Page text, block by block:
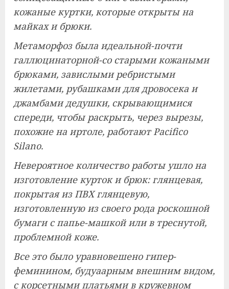
кожаные куртки, которые открыты на
майках и брюки.
Метаморфоз была идеальной-почти
галлюцинаторной-со старыми кожаными
брюками, завислыми ребристыми
жилетами, рубашками для дровосека и
джамбами дедушки, скрывающимися
спереди, чтобы раскрыть, через вырезы,
похожие на иртоле, работают Pacifico
Silano.
Невероятное количество работы ушло на
изготовление курток и брюк: глянцевая,
покрытая из ПВХ глянцевую,
изготовленную из своего рода роскошной
бумаги с папье-машкой или в треснутой,
проблемной коже.
Все это было уравновешено гипер-
феминином, будуаарным внешним видом,
с корсетными платьями в кружевном